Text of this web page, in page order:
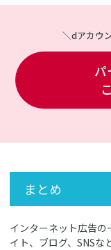
＼dアカウ
パ
まとめ
インターネット広告
イト、ブログ、SNSな